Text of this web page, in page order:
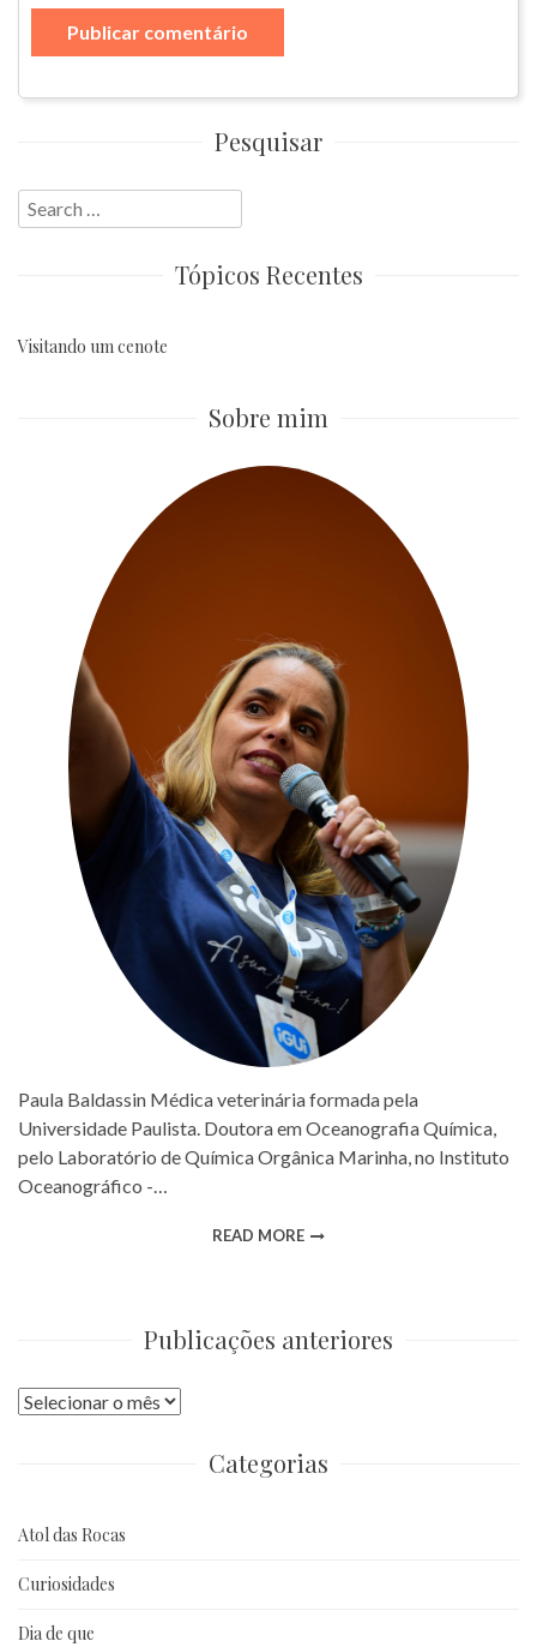
Pesquisar
Search
for:
Tópicos Recentes
Visitando um cenote
Sobre mim
Paula Baldassin Médica veterinária formada pela
Universidade Paulista. Doutora em Oceanografia Química,
pelo Laboratório de Química Orgânica Marinha, no Instituto
Oceanográfico -…
READ MORE
Publicações anteriores
Publicações
Categorias
Atol das Rocas
Curiosidades
Dia de que